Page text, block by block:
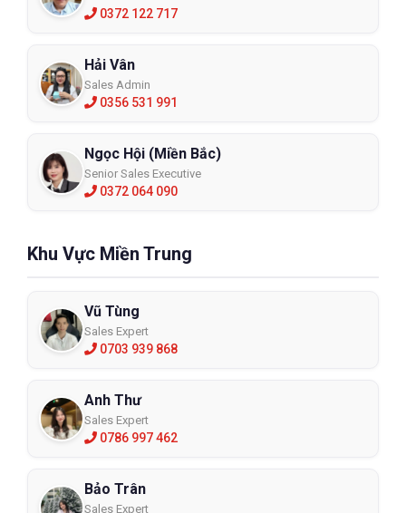
0372 122 717
Hải Vân
Sales Admin
0356 531 991
Ngọc Hội (Miền Bắc)
Senior Sales Executive
0372 064 090
Khu Vực Miền Trung
Vũ Tùng
Sales Expert
0703 939 868
Anh Thư
Sales Expert
0786 997 462
Bảo Trân
Sales Expert